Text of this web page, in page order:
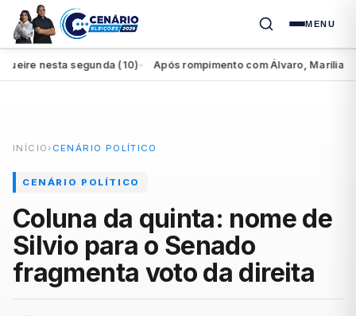
MENU
nesta segunda (10)● Após rompimento com Álvaro, Marília
INÍCIO › CENÁRIO POLÍTICO
CENÁRIO POLÍTICO
Coluna da quinta: nome de
Silvio para o Senado
fragmenta voto da direita